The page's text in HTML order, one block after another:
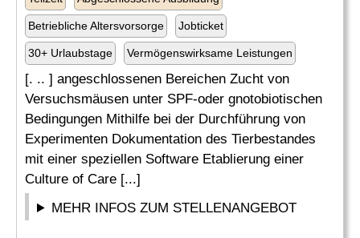
Betriebliche Altersvorsorge Jobticket
30+ Urlaubstage Vermögenswirksame Leistungen
[. .. ] angeschlossenen Bereichen Zucht von
Versuchsmäusen unter SPF-oder gnotobiotischen
Bedingungen Mithilfe bei der Durchführung von
Experimenten Dokumentation des Tierbestandes
mit einer speziellen Software Etablierung einer
Culture of Care [...]
MEHR INFOS ZUM STELLENANGEBOT